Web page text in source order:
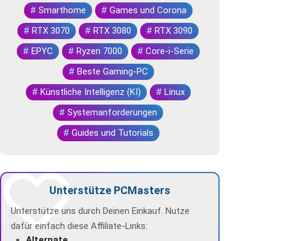
# Smarthome # Games und Corona
#RTX 3070 #RTX 3080 #RTX 3090
# EPYC # Ryzen 7000 # Core-i-Serie
# Beste Gaming-PC
# Künstliche Intelligenz (KI) # Linux
#Systemanforderungen
# Guides und Tutorials
Unterstütze PCMasters
Unterstütze uns durch Deinen Einkauf. Nutze
dafür einfach diese Affiliate-Links: